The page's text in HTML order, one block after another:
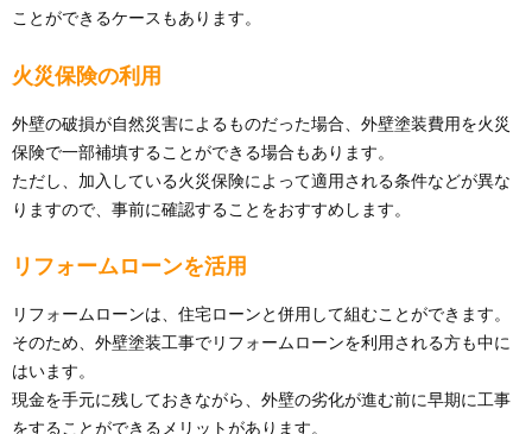
ことができるケースもあります。
火災保険の利用
外壁の破損が自然災害によるものだった場合、外壁塗装費用を火災
保険で一部補填することができる場合もあります。
ただし、加入している火災保険によって適用される条件などが異な
りますので、事前に確認することをおすすめします。
リフォームローンを活用
リフォームローンは、住宅ローンと併用して組むことができます。
そのため、外壁塗装工事でリフォームローンを利用される方も中に
はいます。
現金を手元に残しておきながら、外壁の劣化が進む前に早期に工事
をすることができるメリットがあります。